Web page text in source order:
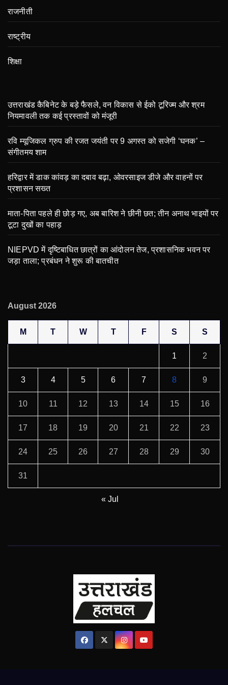
राजनीती
राष्ट्रीय
शिक्षा
उत्तराखंड कैबिनेट के बड़े फैसले, वन विकास से ईको टूरिज्म और श्रम
नियमावली तक कई प्रस्तावों को मंजूरी
रवि म्यूजिकल ग्रुप की रजत जयंती पर 9 अगस्त को सजेगी ‘घनक’ –
संगीतमय शाम
हरिद्वार में डाक कांवड़ का दबाव बढ़ा, ओवरसाइज डीजे और वाहनों पर
प्रशासन सख्त
माता-पिता पहले ही छोड़ गए, अब बारिश ने छीनी छत; तीन अनाथ भाइयों पर
टूटा दुखों का पहाड़
NIEPVD में दृष्टिबाधित छात्रों का आंदोलन तेज, प्रशासनिक भवन पर
जड़ा ताला; प्रबंधन ने शुरू की बातचीत
August 2026
M T W T F S S
1 2
3 4 5 6 7 8 9
10 11 12 13 14 15 16
17 18 19 20 21 22 23
24 25 26 27 28 29 30
31
« Jul